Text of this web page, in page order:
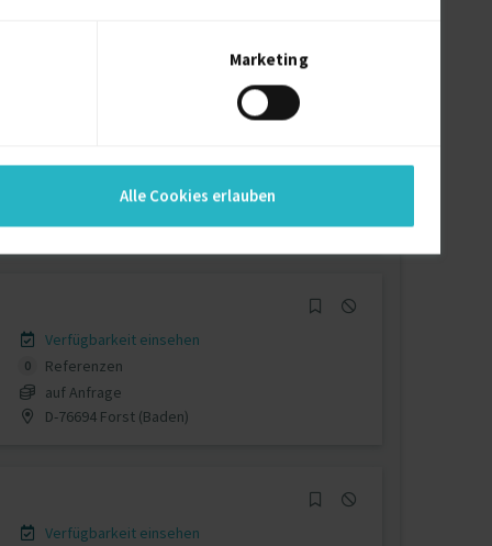
Marketing
Alle Cookies erlauben
Referenzen
€80/Stunde
D-64832 Babenhausen
Verfügbarkeit einsehen
0
Referenzen
auf Anfrage
D-76694 Forst (Baden)
Verfügbarkeit einsehen